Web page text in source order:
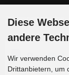
Zahlungsmethoden
Diese
andere
Wir verwenden
Drittanbietern, um